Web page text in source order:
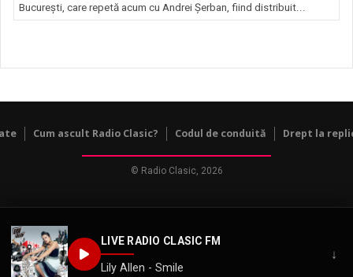
LIVE RADIO CLASIC FM
Lily Allen - Smile
↓
Bucureşti, care repetă acum cu Andrei Şerban, fiind distribuit...
Cum ascult Radio Clasic? Codul de conduită Drept la
© Radio Clasic, 2026